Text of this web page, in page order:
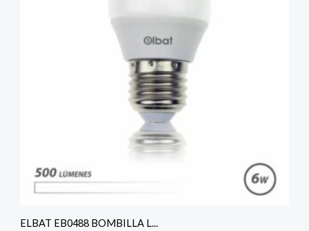
ELBAT EB0488 BOMBILLA L...